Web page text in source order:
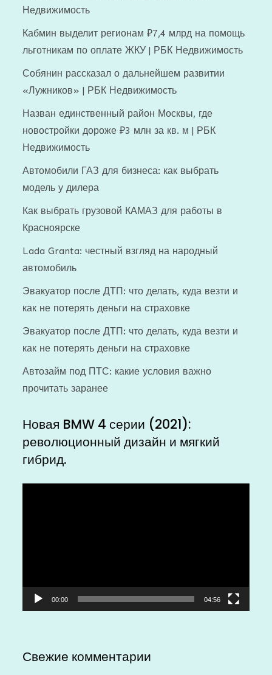
Недвижимость
Кабмин выделит регионам ₽7,4 млрд на помощь
льготникам по оплате ЖКУ | РБК Недвижимость
Собянин рассказал о дальнейшем развитии
«Лужников» | РБК Недвижимость
Назван единственный район Москвы, где
новостройки дороже ₽3 млн за кв. м | РБК
Недвижимость
Автомобили ГАЗ для бизнеса: как выбрать
модель у дилера
Как выбрать грузовой КАМАЗ для работы в
Красноярске
Lada Granta: честный взгляд на народный
автомобиль
Эвакуатор после ДТП: что делать, куда везти и
как не потерять деньги на страховке
Эвакуатор после ДТП: что делать, куда везти и
как не потерять деньги на страховке
Автозайм под ПТС: какие условия важно
прочитать заранее
Новая BMW 4 серии (2021):
революционный дизайн и мягкий
гибрид.
00:00 04:56
Свежие комментарии